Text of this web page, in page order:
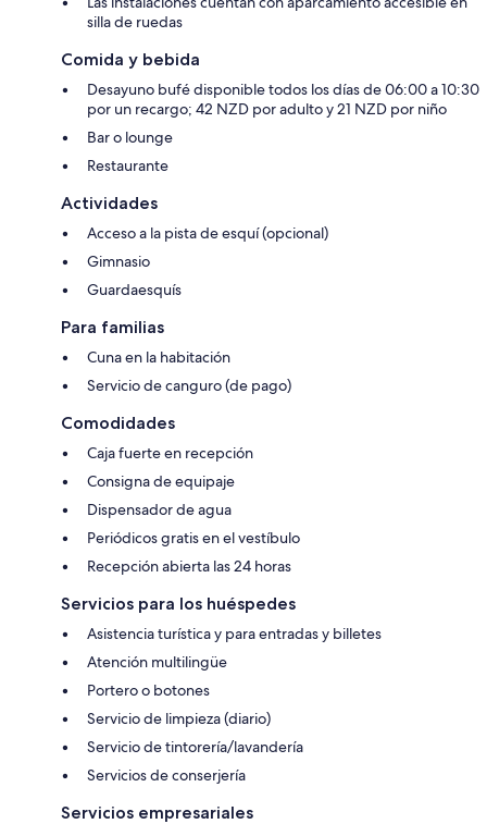
silla de ruedas
Comida y bebida
Desayuno bufé disponible todos los días de 06:00 a 10:30
por un recargo; 42 NZD por adulto y 21 NZD por niño
Bar o lounge
Restaurante
Actividades
Acceso a la pista de esquí (opcional)
Gimnasio
Guardaesquís
Para familias
Cuna en la habitación
Servicio de canguro (de pago)
Comodidades
Caja fuerte en recepción
Consigna de equipaje
Dispensador de agua
Periódicos gratis en el vestíbulo
Recepción abierta las 24 horas
Servicios para los huéspedes
Asistencia turística y para entradas y billetes
Atención multilingüe
Portero o botones
Servicio de limpieza (diario)
Servicio de tintorería/lavandería
Servicios de conserjería
Servicios empresariales